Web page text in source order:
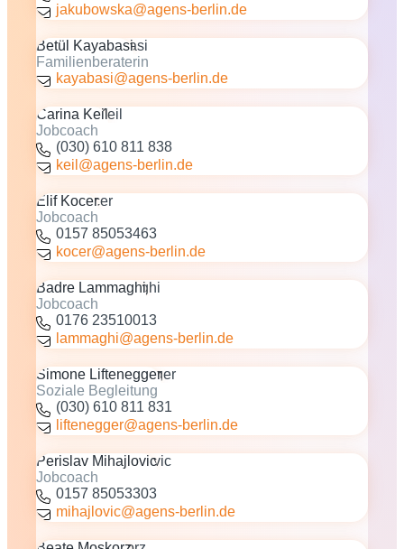
jakubowska@agens-berlin.de
Betül Kayabasi
Familienberaterin
kayabasi@agens-berlin.de
Carina Keil
Jobcoach
(030) 610 811 838
keil@agens-berlin.de
Elif Kocer
Jobcoach
0157 85053463
kocer@agens-berlin.de
Badre Lammaghi
Jobcoach
0176 23510013
lammaghi@agens-berlin.de
Simone Liftenegger
Soziale Begleitung
(030) 610 811 831
liftenegger@agens-berlin.de
Perislav Mihajlovic
Jobcoach
0157 85053303
mihajlovic@agens-berlin.de